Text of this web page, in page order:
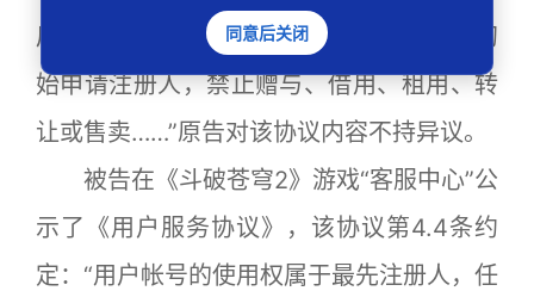
后，获得帐号的使用权，该使用权仅属于初
始申请注册人，禁止赠与、借用、租用、转
让或售卖……”原告对该协议内容不持异议。
被告在《斗破苍穹2》游戏“客服中心”公
示了《用户服务协议》，该协议第4.4条约
定：“用户帐号的使用权属于最先注册人，任
同意后关闭